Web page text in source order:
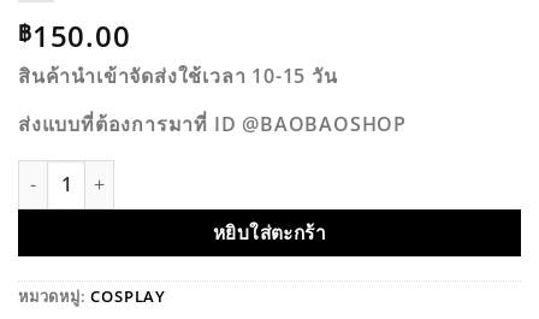
฿150.00
สินค้านำเข้าจัดส่งใช้เวลา 10-15 วัน
ส่งแบบที่ต้องการมาที่ ID @BAOBAOSHOP
หยิบใส่ตะกร้า
หมวดหมู่:COSPLAY